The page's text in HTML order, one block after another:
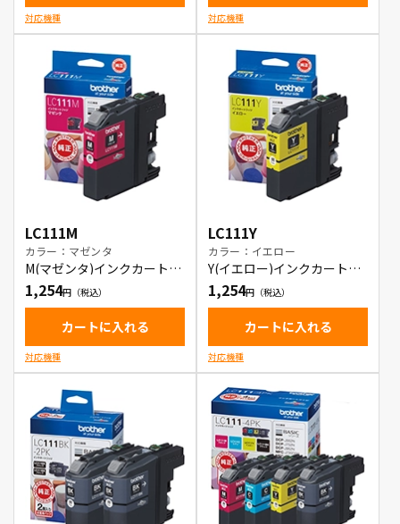
対応機種 対応機種
LC111M
カラー：マゼンタ
M(マゼンタ)インクカートリ
ッジ
1,254
カートに入れる
対応機種
LC111Y
カラー：イエロー
Y(イエロー)インクカートリ
ッジ
1,254
カートに入れる
対応機種